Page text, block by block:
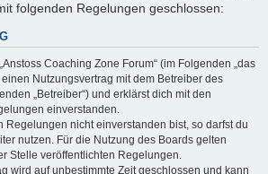
folgenden Regelungen geschlossen:
Coaching Zone Forum“ (im Folgenden „das
einen Nutzungsvertrag mit dem Betreiber des
„Betreiber“) und erklärst dich mit den
einverstanden.
Regelungen nicht einverstanden bist, so darfst du
nutzen. Für die Nutzung des Boards gelten
Stelle veröffentlichten Regelungen.
wird auf unbestimmte Zeit geschlossen und kann